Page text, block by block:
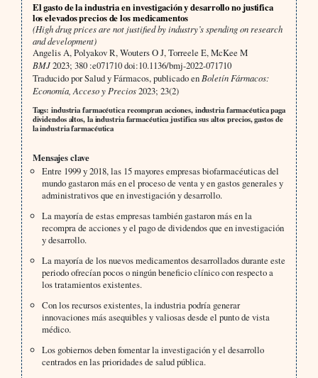
El gasto de la industria en investigación y desarrollo no justifica
los elevados precios de los medicamentos
(High drug prices are not justified by industry’s spending on research
and development)
Angelis A, Polyakov R, Wouters O J, Torreele E, McKee M
BMJ2023; 380 :e071710 doi:10.1136/bmj-2022-071710
Traducido por Salud y Fármacos, publicado en Boletín Fármacos:
Economía, Acceso y Precios2023; 23(2)
Tags: industria farmacéutica recompran acciones, industria farmacéutica paga
dividendos altos, la industria farmacéutica justifica sus altos precios, gastos de
la industria farmacéutica
Mensajes clave
Entre 1999 y 2018, las 15 mayores empresas biofarmacéuticas del
mundo gastaron más en el proceso de venta y en gastos generales y
administrativos que en investigación y desarrollo.
La mayoría de estas empresas también gastaron más en la
recompra de acciones y el pago de dividendos que en investigación
y desarrollo.
La mayoría de los nuevos medicamentos desarrollados durante este
periodo ofrecían pocos o ningún beneficio clínico con respecto a
los tratamientos existentes.
Con los recursos existentes, la industria podría generar
innovaciones más asequibles y valiosas desde el punto de vista
médico.
Los gobiernos deben fomentar la investigación y el desarrollo
centrados en las prioridades de salud pública.